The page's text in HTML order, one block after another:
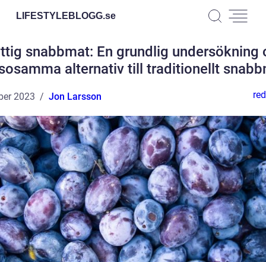
LIFESTYLEBLOGG.se
snabbmat: En grundlig undersökning
alternativ till traditionellt
2023 Jon Larsson